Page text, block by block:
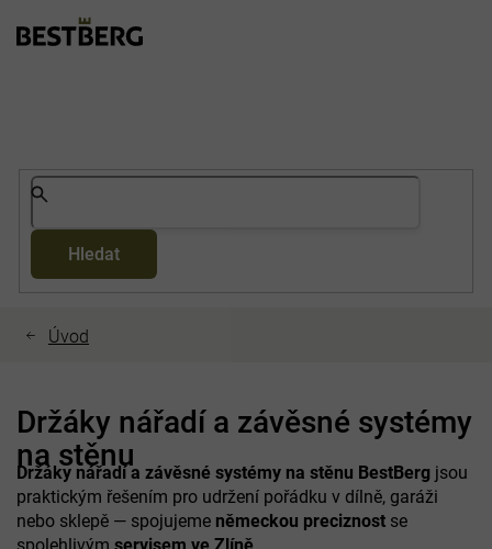
Hledat
Držáky nářadí a závěsné systémy
na stěnu
Držáky nářadí a závěsné systémy na stěnu BestBerg jsou
praktickým řešením pro udržení pořádku v dílně, garáži
nebo sklepě — spojujeme německou preciznost se